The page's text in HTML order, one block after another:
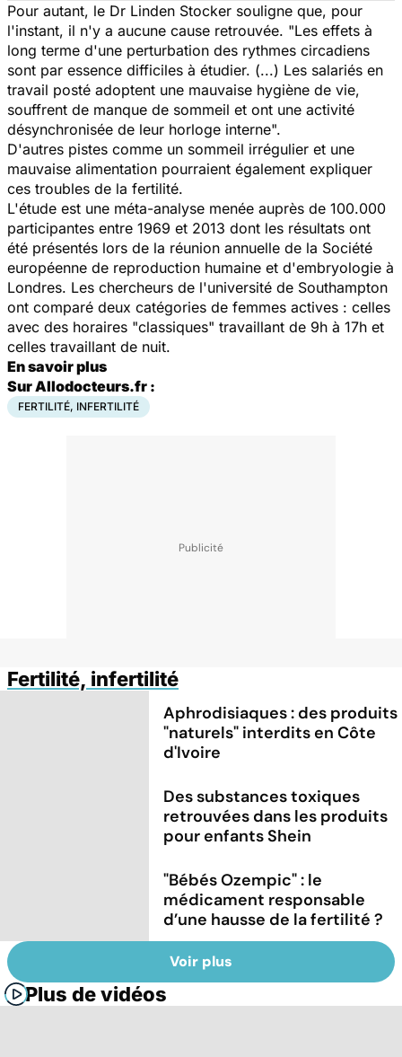
Pour autant, le Dr Linden Stocker souligne que, pour
l'instant, il n'y a aucune cause retrouvée. "Les effets à
long terme d'une perturbation des rythmes circadiens
sont par essence difficiles à étudier. (...) Les salariés en
travail posté adoptent une mauvaise hygiène de vie,
souffrent de manque de sommeil et ont une activité
désynchronisée de leur horloge interne".
D'autres pistes comme un sommeil irrégulier et une
mauvaise alimentation pourraient également expliquer
ces troubles de la fertilité.
L'étude est une méta-analyse menée auprès de 100.000
participantes entre 1969 et 2013 dont les résultats ont
été présentés lors de la réunion annuelle de la Société
européenne de reproduction humaine et d'embryologie à
Londres. Les chercheurs de l'université de Southampton
ont comparé deux catégories de femmes actives : celles
avec des horaires "classiques" travaillant de 9h à 17h et
celles travaillant de nuit.
En savoir plus
Sur Allodocteurs.fr :
FERTILITÉ, INFERTILITÉ
Fertilité, infertilité
Aphrodisiaques : des produits
"naturels" interdits en Côte
d'Ivoire
Des substances toxiques
retrouvées dans les produits
pour enfants Shein
"Bébés Ozempic" : le
médicament responsable
d’une hausse de la fertilité ?
Voir plus
Plus de vidéos